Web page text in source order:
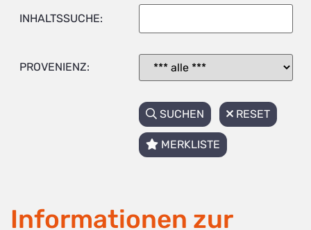
INHALTSSUCHE:
PROVENIENZ:
SUCHEN RESET
MERKLISTE
Informationen zur